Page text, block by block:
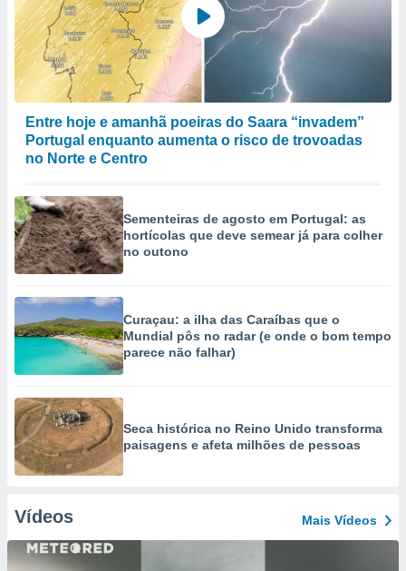
Entre hoje e amanhã poeiras do Saara “invadem”
Portugal enquanto aumenta o risco de trovoadas
no Norte e Centro
Sementeiras de agosto em Portugal: as
hortícolas que deve semear já para colher
no outono
Curaçau: a ilha das Caraíbas que o
Mundial pôs no radar (e onde o bom tempo
parece não falhar)
Seca histórica no Reino Unido transforma
paisagens e afeta milhões de pessoas
Vídeos Mais Vídeos